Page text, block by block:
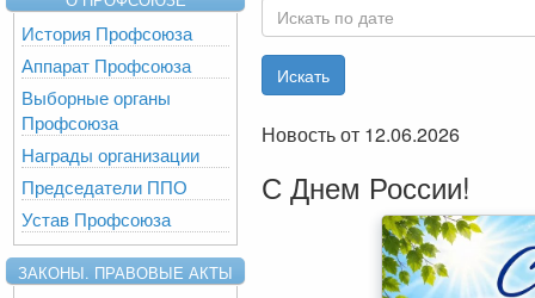
История Профсоюза
Аппарат Профсоюза
Выборные органы
Профсоюза
Награды организации
Председатели ППО
Устав Профсоюза
ЗАКОНЫ. ПРАВОВЫЕ АКТЫ
Новость от 12.06.2026
С Днем России!